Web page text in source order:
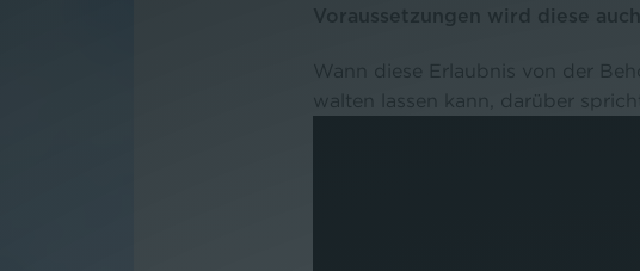
Voraussetzungen wird diese
Wann diese Erlaubnis von der
walten lassen kann, darüber